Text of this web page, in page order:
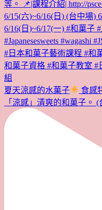
夏天涼感的水菓子
食感
「涼感」清爽的和菓子。 (